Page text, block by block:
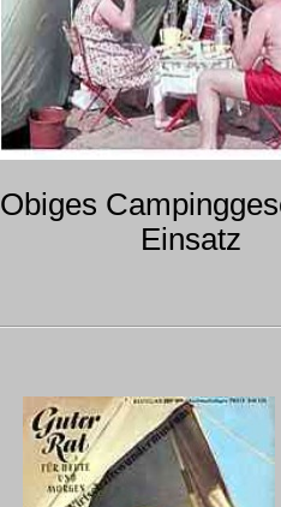
Obiges
Einsatz